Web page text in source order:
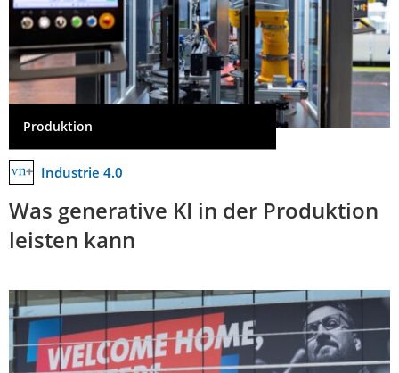
Produktion
Industrie 4.0
Was generative KI in der Produktion
leisten kann